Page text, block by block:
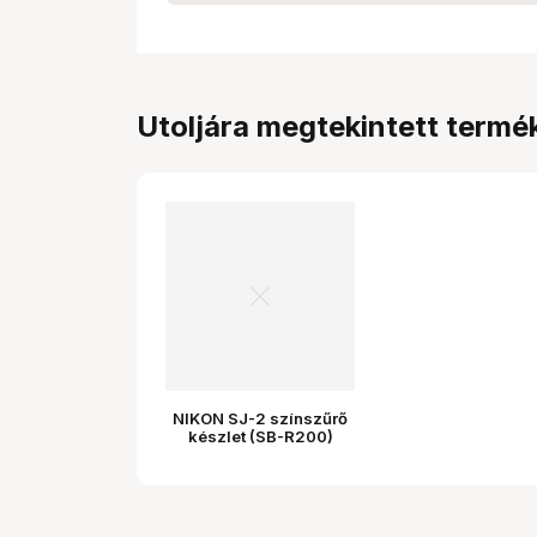
Utoljára megtekintett
NIKON SJ-2 színszűrő
készlet (SB-R200)